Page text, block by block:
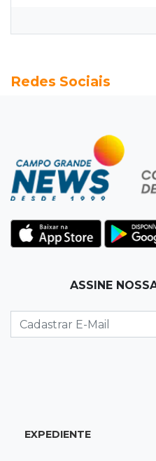
Veja as dezenas de
Aviso inusitado
Com 11 gatos,
dos pets em frente de
Ex-PM deixa prisão
meses após ser
Feminicídio
esposa em frente aos
19:05Pregão
Redes Sociais
ASSINE
EXPEDIENTE